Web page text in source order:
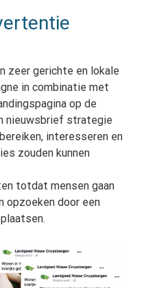
zeer gerichte en lokale
in combinatie met
op de
nieuwsbrief strategie
interesseren en
zouden kunnen
totdat mensen gaan
opzoeken door een